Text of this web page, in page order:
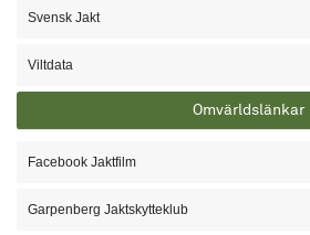
Svensk Jakt
Viltdata
Omvärldslänkar
Facebook Jaktfilm
Garpenberg Jaktskytteklub